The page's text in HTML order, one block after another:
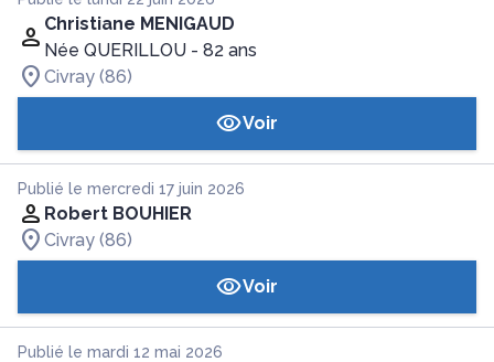
Christiane MENIGAUD
Née QUERILLOU - 82 ans
Civray (86)
Voir
Publié le mercredi 17 juin 2026
Robert BOUHIER
Civray (86)
Voir
Publié le mardi 12 mai 2026